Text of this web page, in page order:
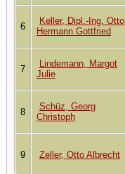
6
Keller, Dipl.-Ing. Otto
Hermann Gottfried
7
Lindemann, Margot
Julie
8
Schüz, Georg
Christoph
9 Zeller, Otto Albrecht